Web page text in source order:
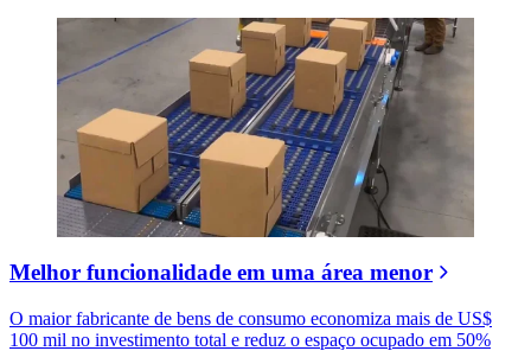
Melhor funcionalidade em uma área menor
O maior fabricante de bens de consumo economiza mais de US$
100 mil no investimento total e reduz o espaço ocupado em 50%